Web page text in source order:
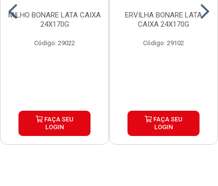
MILHO BONARE LATA CAIXA
24X170G
Código: 29022
FAÇA SEU
LOGIN
ERVILHA BONARE LATA
CAIXA 24X170G
Código: 29102
FAÇA SEU
LOGIN